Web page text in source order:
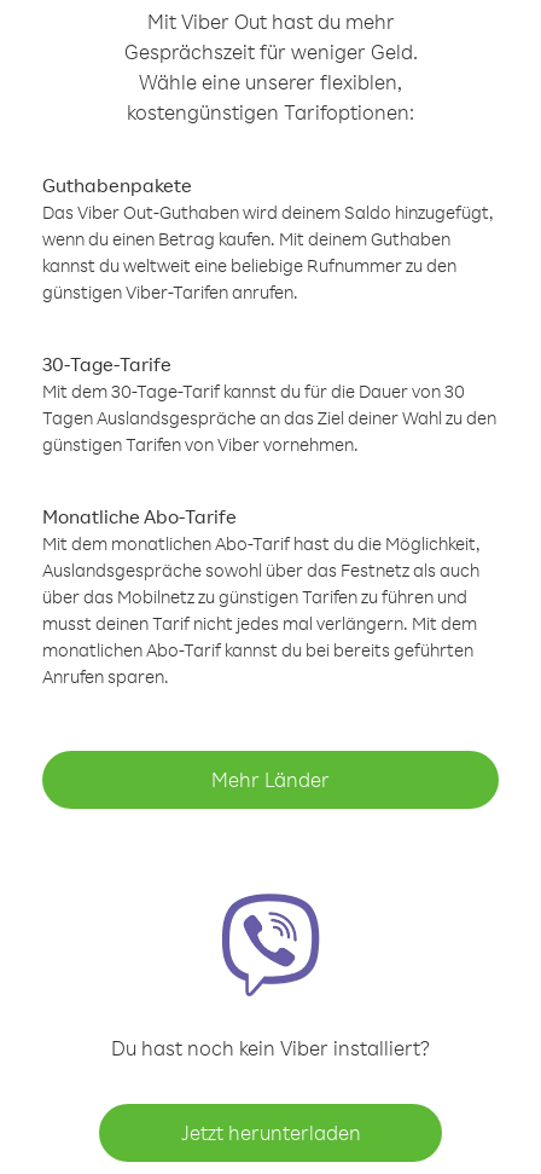
Mit Viber Out hast du mehr
Gesprächszeit für weniger Geld.
Wähle eine unserer flexiblen,
kostengünstigen Tarifoptionen:
Guthabenpakete
Das Viber Out-Guthaben wird deinem Saldo hinzugefügt,
wenn du einen Betrag kaufen. Mit deinem Guthaben
kannst du weltweit eine beliebige Rufnummer zu den
günstigen Viber-Tarifen anrufen.
30-Tage-Tarife
Mit dem 30-Tage-Tarif kannst du für die Dauer von 30
Tagen Auslandsgespräche an das Ziel deiner Wahl zu den
günstigen Tarifen von Viber vornehmen.
Monatliche Abo-Tarife
Mit dem monatlichen Abo-Tarif hast du die Möglichkeit,
Auslandsgespräche sowohl über das Festnetz als auch
über das Mobilnetz zu günstigen Tarifen zu führen und
musst deinen Tarif nicht jedes mal verlängern. Mit dem
monatlichen Abo-Tarif kannst du bei bereits geführten
Anrufen sparen.
Mehr Länder
Du hast noch kein Viber installiert?
Jetzt herunterladen